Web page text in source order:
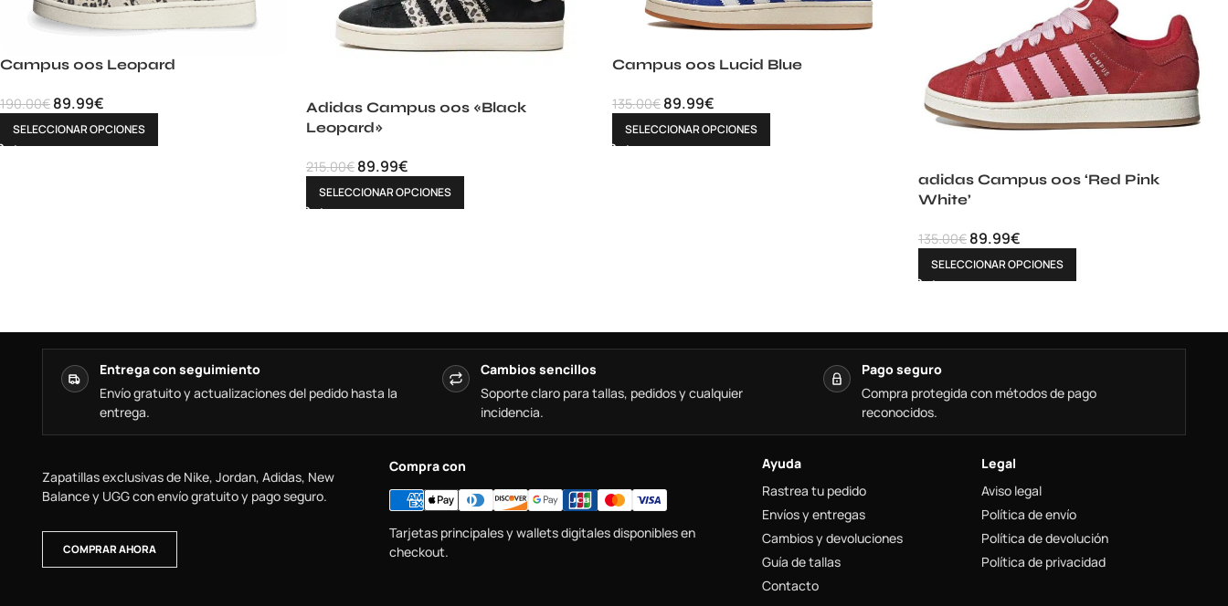
Campus 00s Leopard
190.00€ 89.99€
SELECCIONAR OPCIONES
Adidas Campus 00s «Black
Leopard»
215.00€ 89.99€
SELECCIONAR OPCIONES
Campus 00s Lucid Blue
135.00€ 89.99€
SELECCIONAR OPCIONES
adidas Campus 00s ‘Red Pink
White’
135.00€ 89.99€
SELECCIONAR OPCIONES
Entrega con seguimiento
Envío gratuito y actualizaciones del pedido hasta la
entrega.
Cambios sencillos
Soporte claro para tallas, pedidos y cualquier
incidencia.
Pago seguro
Compra protegida con métodos de pago
reconocidos.
Zapatillas exclusivas de Nike, Jordan, Adidas, New
Balance y UGG con envío gratuito y pago seguro.
COMPRAR AHORA
Compra con
Tarjetas principales y wallets digitales disponibles en
checkout.
Ayuda
Rastrea tu pedido
Envíos y entregas
Cambios y devoluciones
Guía de tallas
Contacto
Legal
Aviso legal
Política de envío
Política de devolución
Política de privacidad